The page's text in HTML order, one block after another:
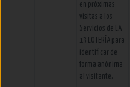
en próximas
visitas a los
Servicios de LA
13 LOTERÍA para
identificar de
forma anónima
al visitante.